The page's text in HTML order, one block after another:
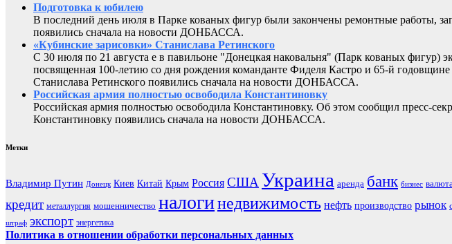
Подготовка к юбилею
В последний день июля в Парке кованых фигур были закончены ремонтные
появились сначала на новости ДОНБАССА.
«Кубинские зарисовки» Станислава Ретинского
С 30 июля по 21 августа е в павильоне "Донецкая наковальня" (Парк кованых фигур)
посвященная 100-летию со дня рождения команданте Фиделя Кастро и 65-й
Станислава Ретинского появились сначала на новости ДОНБАССА.
Российская армия полностью освободила Константиновку
Российская армия полностью освободила Константиновку. Об этом сообщил пресс-
Константиновку появились сначала на новости ДОНБАССА.
Метки
Владимир Путин Донецк Киев Китай Крым Россия США Украина аренда банк бизнес валюта
кредит металлургия мошенничество налогинедвижимость нефть производство рынок
штраф экспорт энергетика
Политика в отношении обработки персональных данных